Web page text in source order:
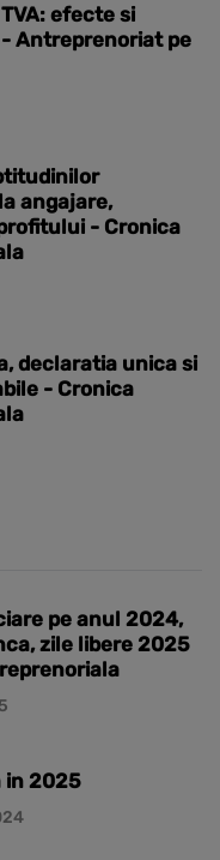
efecte si
Antreprenoriat pe
angajare,
- Cronica
declaratia unica si
- Cronica
pe anul 2024,
zile libere 2025
in 2025